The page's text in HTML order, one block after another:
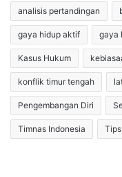
analisis pertandingan
gaya hidup aktif gaya
Kasus Hukum
konflik timur tengah
Pengembangan Diri
Timnas Indonesia